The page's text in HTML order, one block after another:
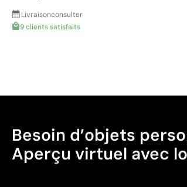
Livraisonconsulter
9 clients satisfaits
Besoin d’objets
Aperçu virtuel avec